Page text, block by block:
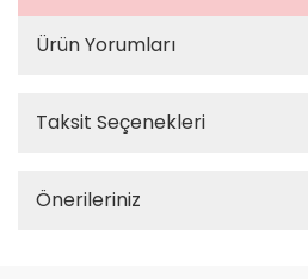
Ürün Yorumları
Taksit Seçenekleri
Önerileriniz